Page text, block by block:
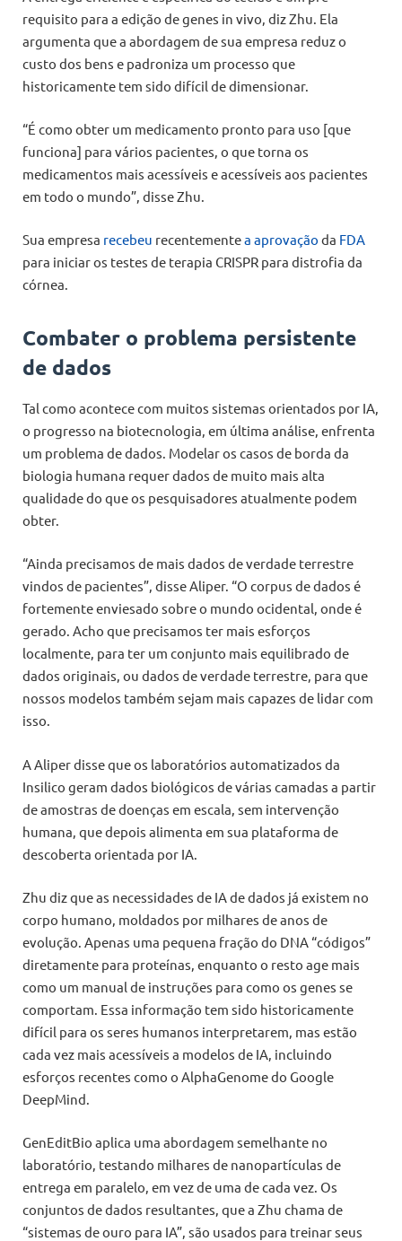
requisito para a edição de genes in vivo, diz Zhu. Ela
argumenta que a abordagem de sua empresa reduz o
custo dos bens e padroniza um processo que
historicamente tem sido difícil de dimensionar.
“É como obter um medicamento pronto para uso [que
funciona] para vários pacientes, o que torna os
medicamentos mais acessíveis e acessíveis aos pacientes
em todo o mundo”, disse Zhu.
Sua empresa recebeu recentementea aprovação da FDA
para iniciar os testes de terapia CRISPR para distrofia da
córnea.
Combater o problema persistente
de dados
Tal como acontece com muitos sistemas orientados por IA,
o progresso na biotecnologia, em última análise, enfrenta
um problema de dados. Modelar os casos de borda da
biologia humana requer dados de muito mais alta
qualidade do que os pesquisadores atualmente podem
obter.
“Ainda precisamos de mais dados de verdade terrestre
vindos de pacientes”, disse Aliper. “O corpus de dados é
fortemente enviesado sobre o mundo ocidental, onde é
gerado. Acho que precisamos ter mais esforços
localmente, para ter um conjunto mais equilibrado de
dados originais, ou dados de verdade terrestre, para que
nossos modelos também sejam mais capazes de lidar com
isso.
A Aliper disse que os laboratórios automatizados da
Insilico geram dados biológicos de várias camadas a partir
de amostras de doenças em escala, sem intervenção
humana, que depois alimenta em sua plataforma de
descoberta orientada por IA.
Zhu diz que as necessidades de IA de dados já existem no
corpo humano, moldados por milhares de anos de
evolução. Apenas uma pequena fração do DNA “códigos”
diretamente para proteínas, enquanto o resto age mais
como um manual de instruções para como os genes se
comportam. Essa informação tem sido historicamente
difícil para os seres humanos interpretarem, mas estão
cada vez mais acessíveis a modelos de IA, incluindo
esforços recentes como o AlphaGenome do Google
DeepMind.
GenEditBio aplica uma abordagem semelhante no
laboratório, testando milhares de nanopartículas de
entrega em paralelo, em vez de uma de cada vez. Os
conjuntos de dados resultantes, que a Zhu chama de
“sistemas de ouro para IA”, são usados para treinar seus